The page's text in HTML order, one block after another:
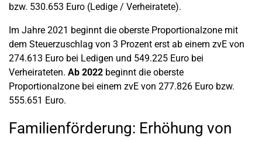
bzw. 530.653 Euro (Ledige / Verheiratete).
Im Jahre 2021 beginnt die oberste Proportionalzone mit
dem Steuerzuschlag von 3 Prozent erst ab einem zvE von
274.613 Euro bei Ledigen und 549.225 Euro bei
Verheirateten. Ab 2022 beginnt die oberste
Proportionalzone bei einem zvE von 277.826 Euro bzw.
555.651 Euro.
Familienförderung: Erhöhung von